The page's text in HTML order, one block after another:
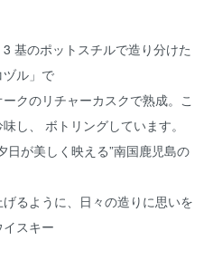
基のポットスチルで造り分けた
ル」で
クのリチャーカスクで熟成。こ
し、 ボトリングしています。
日が美しく映える”南国鹿児島の
るように、日々の造りに思いを
スキー